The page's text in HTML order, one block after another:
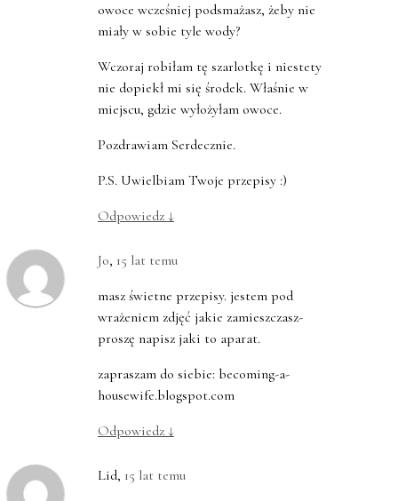
owoce wcześniej podsmażasz, żeby nie
miały w sobie tyle wody?
Wczoraj robiłam tę szarlotkę i niestety
nie dopiekł mi się środek. Właśnie w
miejscu, gdzie wyłożyłam owoce.
Pozdrawiam Serdecznie.
P.S. Uwielbiam Twoje przepisy :)
Odpowiedz ↓
Jo, 15 lat temu
masz świetne przepisy. jestem pod
wrażeniem zdjęć jakie zamieszczasz-
proszę napisz jaki to aparat.
zapraszam do siebie: becoming-a-
housewife.blogspot.com
Odpowiedz ↓
Lid, 15 lat temu